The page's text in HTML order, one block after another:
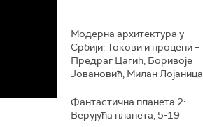
Модерна архитектура у
Србији: Токови и процепи –
Предраг Цагић, Боривоје
Јовановић, Милан Лојаница
Фантастична планета 2:
Верујућа планета, 5-19